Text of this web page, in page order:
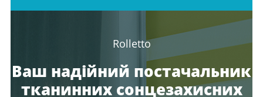
Rolletto
Ваш надійний постачальник
тканинних сонцезахисних